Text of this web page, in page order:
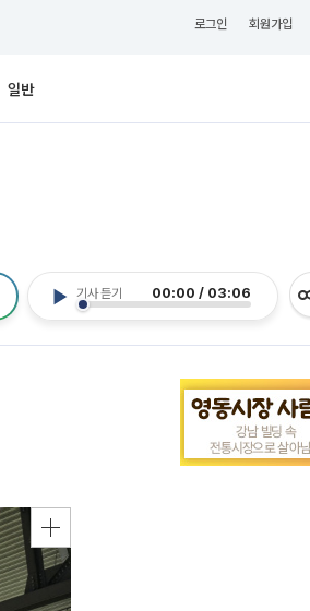
로그인 회원가입
일반
기사 듣기 00:00 / 03:06